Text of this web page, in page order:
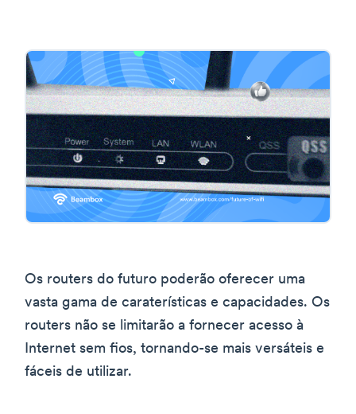
Os routers do futuro poderão oferecer uma
vasta gama de caraterísticas e capacidades. Os
routers não se limitarão a fornecer acesso à
Internet sem fios, tornando-se mais versáteis e
fáceis de utilizar.